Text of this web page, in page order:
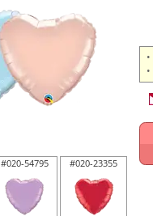
#020-54795 #020-23355